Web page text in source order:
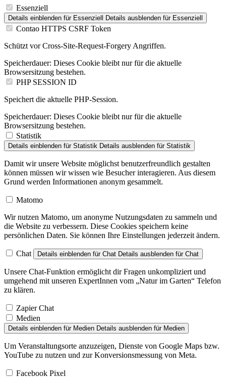
Essenziell
Details einblenden für Essenziell Details ausblenden für Essenziell
Contao HTTPS CSRF Token
Schützt vor Cross-Site-Request-Forgery Angriffen.
Speicherdauer: Dieses Cookie bleibt nur für die aktuelle
Browsersitzung bestehen.
PHP SESSION ID
Speichert die aktuelle PHP-Session.
Speicherdauer: Dieses Cookie bleibt nur für die aktuelle
Browsersitzung bestehen.
Statistik
Details einblenden für Statistik Details ausblenden für Statistik
Damit wir unsere Website möglichst benutzerfreundlich gestalten
können müssen wir wissen wie Besucher interagieren. Aus diesem
Grund werden Informationen anonym gesammelt.
Matomo
Wir nutzen Matomo, um anonyme Nutzungsdaten zu sammeln und
die Website zu verbessern. Diese Cookies speichern keine
persönlichen Daten. Sie können Ihre Einstellungen jederzeit ändern.
Chat Details einblenden für Chat Details ausblenden für Chat
Unsere Chat-Funktion ermöglicht dir Fragen unkompliziert und
umgehend mit unseren ExpertInnen vom „Natur im Garten“ Telefon
zu klären.
Zapier Chat
Medien
Details einblenden für Medien Details ausblenden für Medien
Um Veranstaltungsorte anzuzeigen, Dienste von Google Maps bzw.
YouTube zu nutzen und zur Konversionsmessung von Meta.
Facebook Pixel